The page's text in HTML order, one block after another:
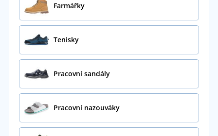
Farmářky
Tenisky
Pracovní sandály
Pracovní nazouváky